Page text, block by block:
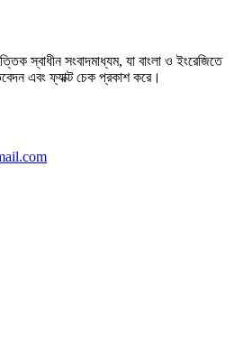
স্বাধীন সংবাদমাধ্যম, যা বাংলা ও ইংরেজিতে
এবং ফ্যাক্ট চেক প্রকাশ করে।